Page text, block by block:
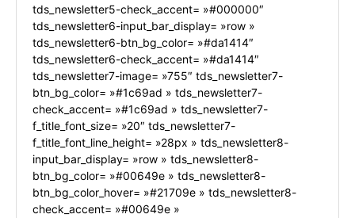
tds_newsletter5-check_accent= »#000000″
tds_newsletter6-input_bar_display= »row »
tds_newsletter6-btn_bg_color= »#da1414″
tds_newsletter6-check_accent= »#da1414″
tds_newsletter7-image= »755″ tds_newsletter7-
btn_bg_color= »#1c69ad » tds_newsletter7-
check_accent= »#1c69ad » tds_newsletter7-
f_title_font_size= »20″ tds_newsletter7-
f_title_font_line_height= »28px » tds_newsletter8-
input_bar_display= »row » tds_newsletter8-
btn_bg_color= »#00649e » tds_newsletter8-
btn_bg_color_hover= »#21709e » tds_newsletter8-
check_accent= »#00649e »